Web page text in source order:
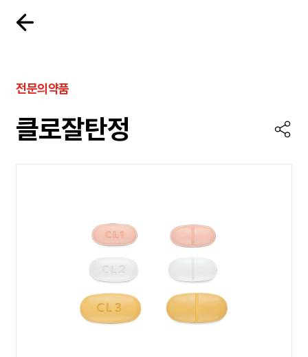
전문의약품
클로잘탄정